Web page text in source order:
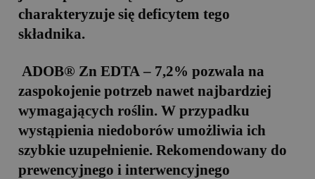
charakteryzuje się deficytem tego
składnika.
ADOB® Zn EDTA – 7,2% pozwala na
zaspokojenie potrzeb nawet najbardziej
wymagających roślin. W przypadku
wystąpienia niedoborów umożliwia ich
szybkie uzupełnienie. Rekomendowany do
prewencyjnego i interwencyjnego